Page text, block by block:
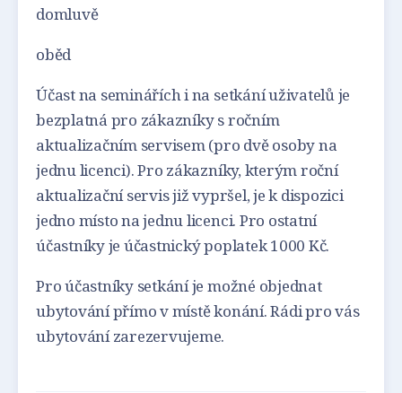
domluvě
oběd
Účast na seminářích i na setkání uživatelů je
bezplatná pro zákazníky s ročním
aktualizačním servisem (pro dvě osoby na
jednu licenci). Pro zákazníky, kterým roční
aktualizační servis již vypršel, je k dispozici
jedno místo na jednu licenci. Pro ostatní
účastníky je účastnický poplatek 1000 Kč.
Pro účastníky setkání je možné objednat
ubytování přímo v místě konání. Rádi pro vás
ubytování zarezervujeme.